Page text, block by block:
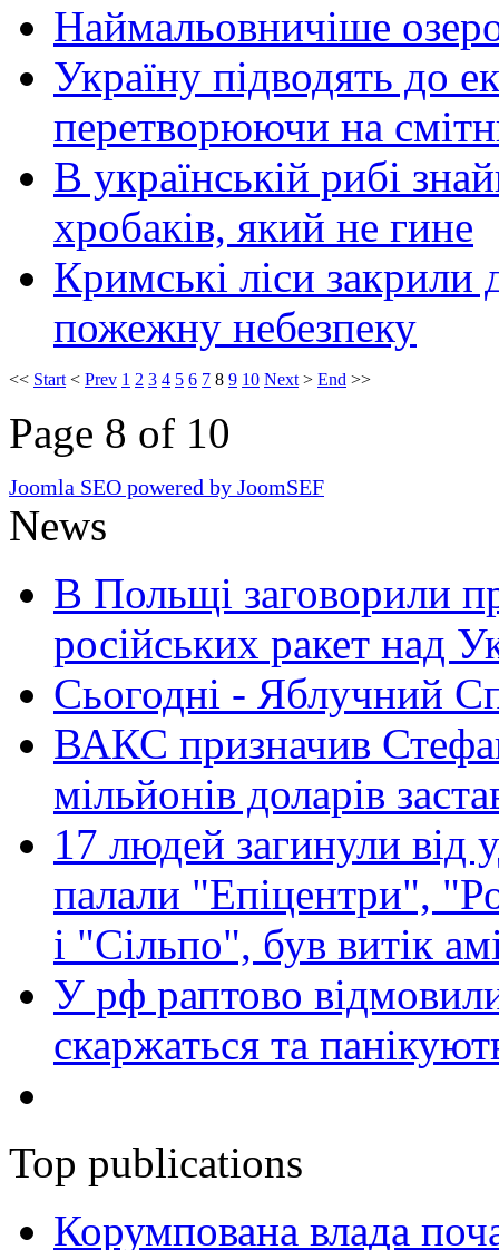
Наймальовничіше
Україну підводять до
перетворюючи на
В українській рибі
хробаків, який не гине
Кримські ліси закрили
пожежну небезпеку
<< Start < Prev 1 2 3 4 5 6 7 8 9 10 Next > End >>
Page 8 of 10
Joomla SEO powered by JoomSEF
News
В Польщі заговорили
російських ракет над
Сьогодні - Яблучний
ВАКС призначив
мільйонів доларів
17 людей загинули від
палали "Епіцентри",
і "Сільпо", був витік
У рф раптово
скаржаться та
Top publications
Корумпована влада